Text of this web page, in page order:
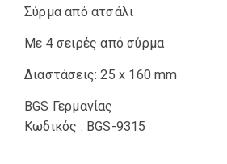
Σύρμα από ατσάλι
Με 4 σειρές από σύρμα
Διαστάσεις: 25 x 160 mm
BGS Γερμανίας
Κωδικός : BGS-9315